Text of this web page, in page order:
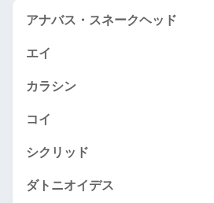
アナバス・スネークヘッド
エイ
カラシン
コイ
シクリッド
ダトニオイデス